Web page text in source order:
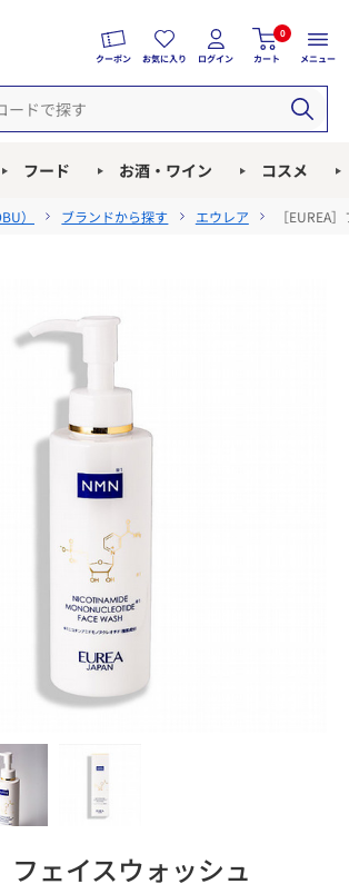
クーポン お気に入り ログイン
0
カート メニュー
フード お酒・ワイン コスメ
） ブランドから探す エウレア ［EUREA
フェイスウォッシュ